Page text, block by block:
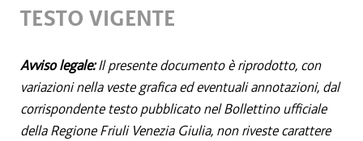
TESTO VIGENTE
Avviso legale:Il presente documento è riprodotto, con
variazioni nella veste grafica ed eventuali annotazioni, dal
corrispondente testo pubblicato nel Bollettino ufficiale
della Regione Friuli Venezia Giulia, non riveste carattere